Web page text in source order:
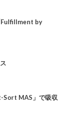
Fulfillment by
Sort MAS」で吸収